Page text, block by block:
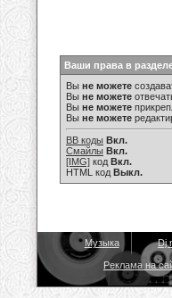
Ваши права в
Вы не можете
Вы не можете
Вы не можете
Вы не можете
BB коды Вкл.
Смайлы Вкл.
[IMG] код Вкл.
HTML код Выкл.
Музыка Dj
Реклама на